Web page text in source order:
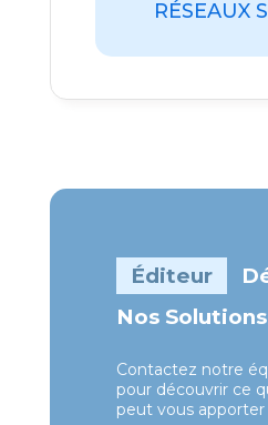
RÉSEAUX
Éditeur
Nos Solutions
Contactez notre
pour découvrir ce
peut vous apporter